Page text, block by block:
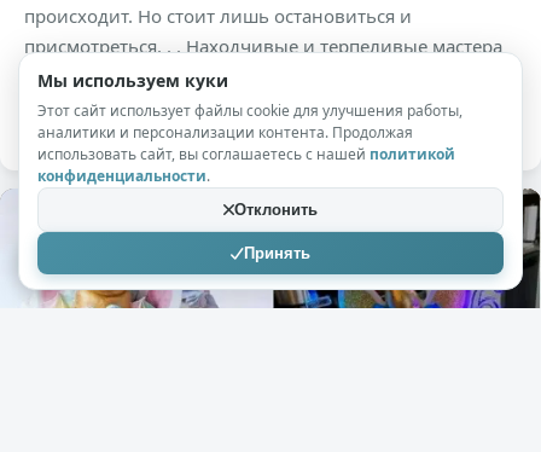
происходит. Но стоит лишь остановиться и
присмотреться. . . Находчивые и терпеливые мастера
фотографии сумели поймать такие мгновения, от
которых захватывает дух.
Мы используем куки
Этот сайт использует файлы cookie для улучшения работы,
аналитики и персонализации контента. Продолжая
использовать сайт, вы соглашаетесь с нашей политикой
конфиденциальности.
Отклонить
Принять